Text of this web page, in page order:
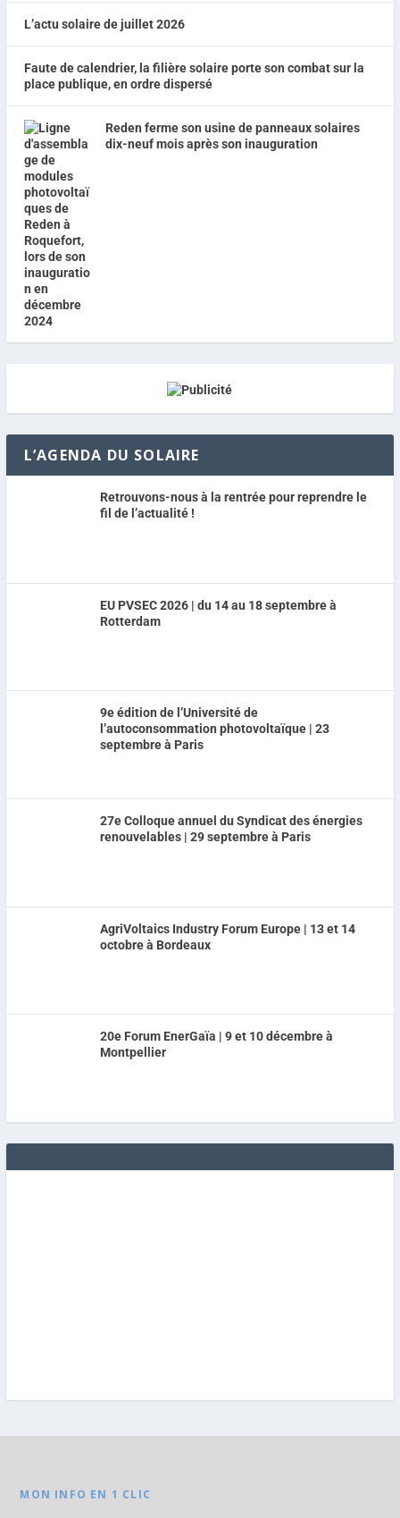
L’actu solaire de juillet 2026
Faute de calendrier, la filière solaire porte son combat sur la
place publique, en ordre dispersé
Reden ferme son usine de panneaux solaires
dix-neuf mois après son inauguration
L’AGENDA DU SOLAIRE
Retrouvons-nous à la rentrée pour reprendre le
fil de l’actualité !
EU PVSEC 2026 | du 14 au 18 septembre à
Rotterdam
9e édition de l’Université de
l’autoconsommation photovoltaïque | 23
septembre à Paris
27e Colloque annuel du Syndicat des énergies
renouvelables | 29 septembre à Paris
AgriVoltaics Industry Forum Europe | 13 et 14
octobre à Bordeaux
20e Forum EnerGaïa | 9 et 10 décembre à
Montpellier
MON INFO EN 1 CLIC